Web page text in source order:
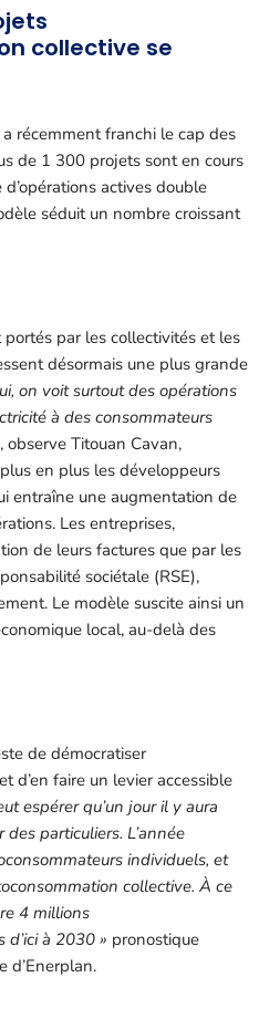
collective se
récemment franchi le cap des
de 1 300 projets sont en cours
actives double
séduit un nombre croissant
par les collectivités et les
désormais une plus grande
on voit surtout des opérations
à des consommateurs
observe Titouan Cavan,
en plus les développeurs
entraîne une augmentation de
Les entreprises,
de leurs factures que par les
sociétale (RSE),
Le modèle suscite ainsi un
local, au-delà des
de démocratiser
d’en faire un levier accessible
espérer qu’un jour il y aura
particuliers. L’année
individuels, et
collective. À ce
4 millions
d’ici à 2030 » pronostique
d’Enerplan.